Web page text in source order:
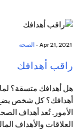
الصحة
راقب أهدافك
هل أهدافك متسقة؟
أهدافك؟ كل شخص يضع
الأمور. تُعد أهداف
العلاقات والأهداف